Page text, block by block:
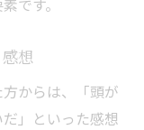
です。
想
からは、「頭が
」といった感想